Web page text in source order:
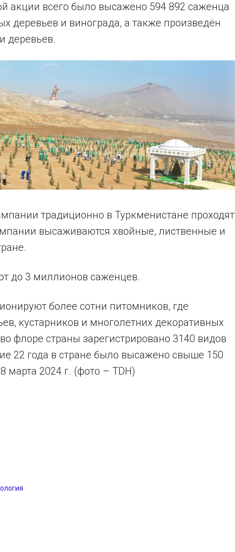
акции всего было высажено 594 892 саженца
деревьев и винограда, а также произведён
деревьев.
традиционно в Туркменистане проходят
высаживаются хвойные, лиственные и
до 3 миллионов саженцев.
более сотни питомников, где
кустарников и многолетних декоративных
флоре страны зарегистрировано 3140 видов
22 года в стране было высажено свыше 150
марта 2024 г. (фото – TDH)